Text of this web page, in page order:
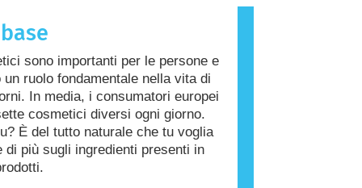
provoca una reazione allergica è
Cosmetici e prodotti per la
che potrebbero risultare allergenici
persone. Ciò non significa che il
sia sicuro da utilizzare per gli
sono importanti per le persone e
un ruolo fondamentale nella vita di
In media, i consumatori europei
cosmetici diversi ogni giorno.
È del tutto naturale che tu voglia
di più sugli ingredienti presenti in